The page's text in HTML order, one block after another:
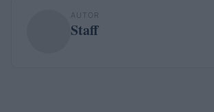
AUTOR
Staff